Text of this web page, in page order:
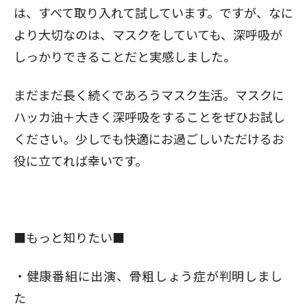
は、すべて取り入れて試しています。ですが、なに
より大切なのは、マスクをしていても、深呼吸が
しっかりできることだと実感しました。
まだまだ長く続くであろうマスク生活。マスクに
ハッカ油＋大きく深呼吸をすることをぜひお試し
ください。少しでも快適にお過ごしいただけるお
役に立てれば幸いです。
■もっと知りたい■
健康番組に出演、骨粗しょう症が判明しまし
た